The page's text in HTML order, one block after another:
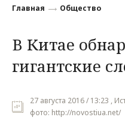
Главная Общество
В Китае
гигантские
27 августа 2016 / 13:23 ,
фото: http://novostiua.net/